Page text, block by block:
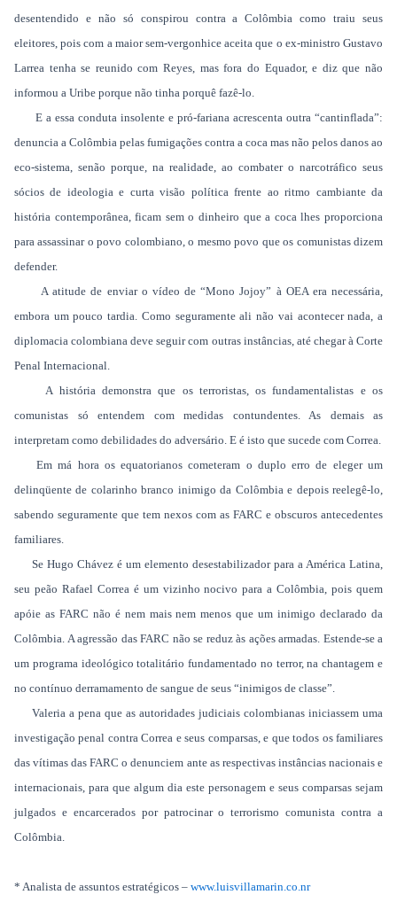
desentendido e não só conspirou contra a Colômbia como traiu seus
eleitores, pois com a maior sem-vergonhice aceita que o ex-ministro Gustavo
Larrea tenha se reunido com Reyes, mas fora do Equador, e diz que não
informou a Uribe porque não tinha porquê fazê-lo.
E a essa conduta insolente e pró-fariana acrescenta outra “cantinflada”:
denuncia a Colômbia pelas fumigações contra a coca mas não pelos danos ao
eco-sistema, senão porque, na realidade, ao combater o narcotráfico seus
sócios de ideologia e curta visão política frente ao ritmo cambiante da
história contemporânea, ficam sem o dinheiro que a coca lhes proporciona
para assassinar o povo colombiano, o mesmo povo que os comunistas dizem
defender.
A atitude de enviar o vídeo de “Mono Jojoy” à OEA era necessária,
embora um pouco tardia. Como seguramente ali não vai acontecer nada, a
diplomacia colombiana deve seguir com outras instâncias, até chegar à Corte
Penal Internacional.
A história demonstra que os terroristas, os fundamentalistas e os
comunistas só entendem com medidas contundentes. As demais as
interpretam como debilidades do adversário. E é isto que sucede com Correa.
Em má hora os equatorianos cometeram o duplo erro de eleger um
delinqüente de colarinho branco inimigo da Colômbia e depois reelegê-lo,
sabendo seguramente que tem nexos com as FARC e obscuros antecedentes
familiares.
Se Hugo Chávez é um elemento desestabilizador para a América Latina,
seu peão Rafael Correa é um vizinho nocivo para a Colômbia, pois quem
apóie as FARC não é nem mais nem menos que um inimigo declarado da
Colômbia. A agressão das FARC não se reduz às ações armadas. Estende-se a
um programa ideológico totalitário fundamentado no terror, na chantagem e
no contínuo derramamento de sangue de seus “inimigos de classe”.
Valeria a pena que as autoridades judiciais colombianas iniciassem uma
investigação penal contra Correa e seus comparsas, e que todos os familiares
das vítimas das FARC o denunciem ante as respectivas instâncias nacionais e
internacionais, para que algum dia este personagem e seus comparsas sejam
julgados e encarcerados por patrocinar o terrorismo comunista contra a
Colômbia.
* Analista de assuntos estratégicos – www.luisvillamarin.co.nr